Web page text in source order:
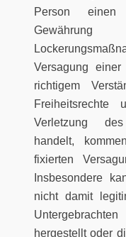
Person
Versagung einer
richtigem
Freiheitsrechte
Verletzung des
handelt,
fixierten
Insbesondere
nicht damit
hergestellt oder